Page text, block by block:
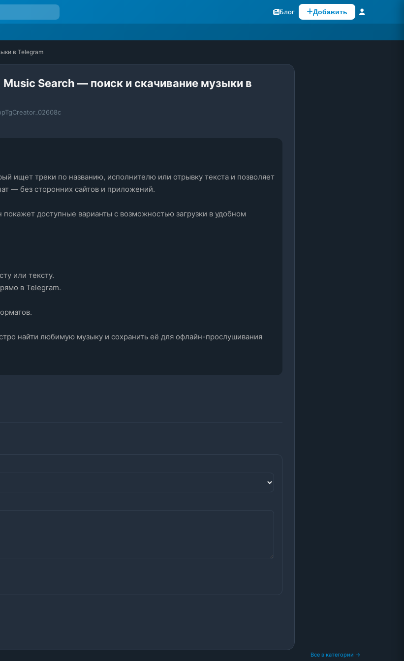
Блог Добавить
в Telegram
Music Search — поиск и скачивание музыки в
ищет треки по названию, исполнителю или отрывку текста и позволяет
— без сторонних сайтов и приложений.
покажет доступные варианты с возможностью загрузки в удобном
или тексту.
в Telegram.
найти любимую музыку и сохранить её для офлайн-прослушивания
Все в категории →